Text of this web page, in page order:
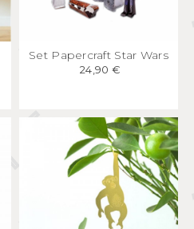
APERÇU RAPIDE
Set Papercraft Star Wars
24,90 €